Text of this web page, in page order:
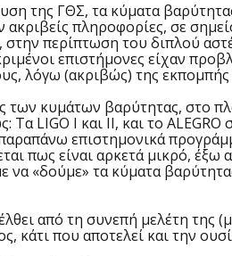
της ΓΘΣ, τα κύματα
πληροφορίες, σε
περίπτωση του διπλού
επιστήμονες είχαν
λόγω (ακριβώς) της
κυμάτων βαρύτητας, στο
LIGO I και II, και το ALEGRO
επιστημονικά
πως είναι αρκετά μικρό,
να «δούμε» τα κύματα
από τη συνεπή μελέτη της
που αποτελεί και την